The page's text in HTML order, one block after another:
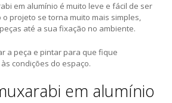
em alumínio é muito leve e fácil de ser
projeto se torna muito mais simples,
até a sua fixação no ambiente.
a peça e pintar para que fique
condições do espaço.
em alumínio